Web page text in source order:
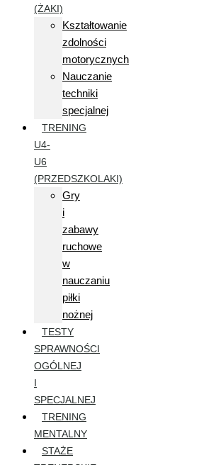
(ŻAKI)
Kształtowanie
zdolności
motorycznych
Nauczanie
techniki
specjalnej
TRENING
U4-
U6
(PRZEDSZKOLAKI)
Gry
i
zabawy
ruchowe
w
nauczaniu
piłki
nożnej
TESTY
SPRAWNOŚCI
OGÓLNEJ
I
SPECJALNEJ
TRENING
MENTALNY
STAŻE